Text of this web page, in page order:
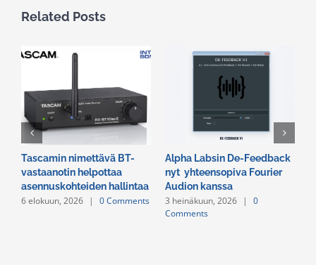
Related Posts
Tascamin nimettävä BT-
vastaanotin helpottaa
asennuskohteiden hallintaa
6 elokuun, 2026 | 0 Comments
Alpha Labsin De-Feedback
nyt yhteensopiva Fourier
Audion kanssa
3 heinäkuun, 2026 |
0
Comments